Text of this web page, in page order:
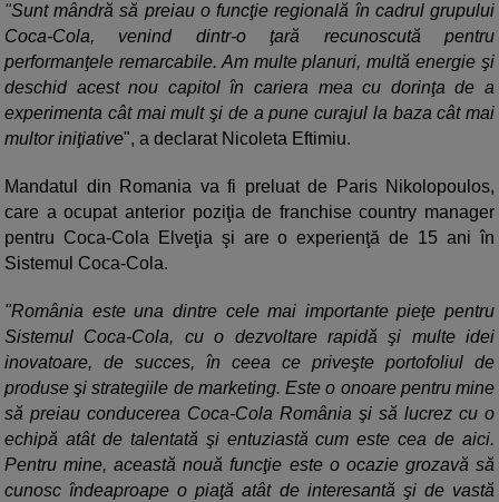
"Sunt mândră să preiau o funcţie regională în cadrul grupului
Coca-Cola, venind dintr-o ţară recunoscută pentru
performanţele remarcabile. Am multe planuri, multă energie şi
deschid acest nou capitol în cariera mea cu dorinţa de a
experimenta cât mai mult şi de a pune curajul la baza cât mai
multor iniţiative", a declarat Nicoleta Eftimiu.
Mandatul din Romania va fi preluat de Paris Nikolopoulos,
care a ocupat anterior poziţia de franchise country manager
pentru Coca-Cola Elveţia şi are o experienţă de 15 ani în
Sistemul Coca-Cola.
"România este una dintre cele mai importante pieţe pentru
Sistemul Coca-Cola, cu o dezvoltare rapidă şi multe idei
inovatoare, de succes, în ceea ce priveşte portofoliul de
produse şi strategiile de marketing. Este o onoare pentru mine
să preiau conducerea Coca-Cola România şi să lucrez cu o
echipă atât de talentată şi entuziastă cum este cea de aici.
Pentru mine, această nouă funcţie este o ocazie grozavă să
cunosc îndeaproape o piaţă atât de interesantă şi de vastă